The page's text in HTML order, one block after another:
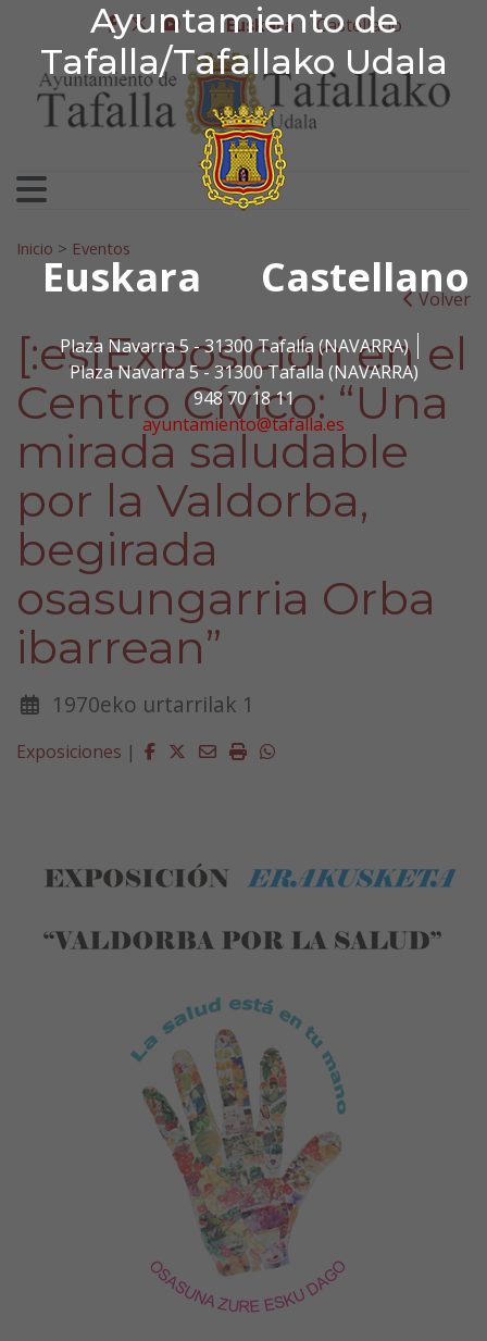
Ayuntamiento de
Tafalla/Tafallako Udala
Euskara Castellano
Plaza Navarra 5 - 31300 Tafalla (NAVARRA)
Plaza Navarra 5 - 31300 Tafalla (NAVARRA)
948 70 18 11
ayuntamiento@tafalla.es
Ir al contenido
Ayuntamiento de
facebook
twitter
youtube
Euskara Castellano
Bilatu:
Inicio > Eventos
Volver
[:es]Exposición en el
Centro Cívico: “Una
mirada saludable
por la Valdorba,
begirada
osasungarria Orba
ibarrean”
1970eko urtarrilak 1
Exposiciones | Facebook
Twitter
EmailImprimirWhatsapp